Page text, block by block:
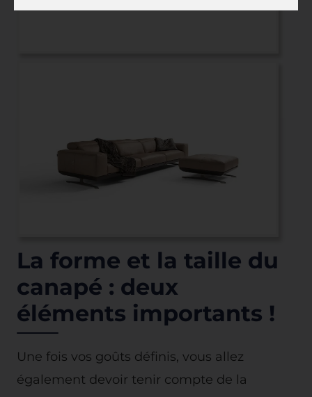
La forme et la taille du
canapé : deux
éléments importants !
Une fois vos goûts définis, vous allez
également devoir tenir compte de la